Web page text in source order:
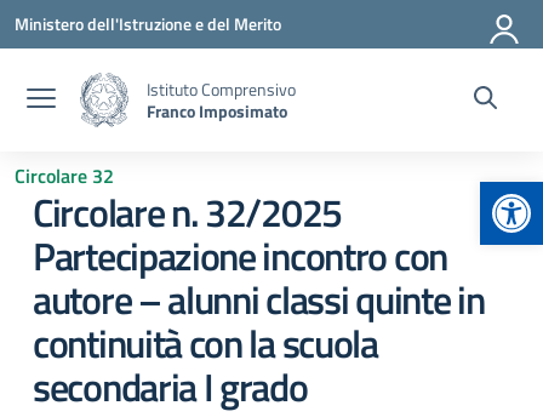
Vai ai contenuti
Vai al menu di navigazione
Vai al footer
Ministero dell'Istruzione e del Merito
Istituto Comprensivo
Franco Imposimato
Circolare 32
Circolare n. 32/2025
Partecipazione incontro con
autore – alunni classi quinte in
continuità con la scuola
secondaria I grado